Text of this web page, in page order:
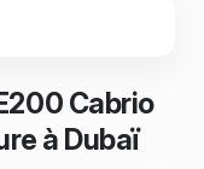
Cabrio
à Dubaï